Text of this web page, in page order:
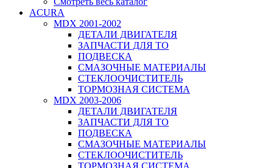
ACURA
MDX 2001-2002
ДЕТАЛИ ДВИГАТЕЛЯ
ЗАПЧАСТИ ДЛЯ ТО
ПОДВЕСКА
СМАЗОЧНЫЕ МАТЕРИАЛЫ
СТЕКЛООЧИСТИТЕЛЬ
ТОРМОЗНАЯ СИСТЕМА
MDX 2003-2006
ДЕТАЛИ ДВИГАТЕЛЯ
ЗАПЧАСТИ ДЛЯ ТО
ПОДВЕСКА
СМАЗОЧНЫЕ МАТЕРИАЛЫ
СТЕКЛООЧИСТИТЕЛЬ
ТОРМОЗНАЯ СИСТЕМА